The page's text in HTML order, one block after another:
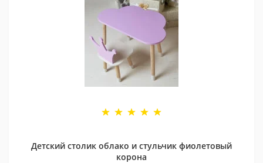
Детский столик облако и стульчик фиолетовый
корона